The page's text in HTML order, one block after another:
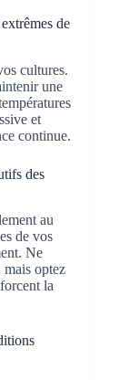
de
cultures.
une
et
continue.
des
au
de vos
Ne
mais optez
la